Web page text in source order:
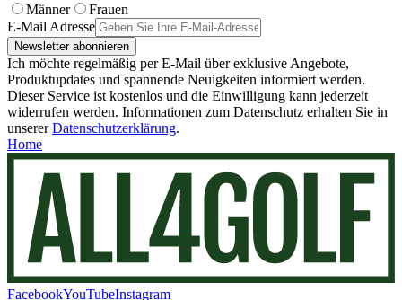
Männer
Frauen
E-Mail Adresse
Newsletter abonnieren
Ich möchte regelmäßig per E-Mail über exklusive Angebote,
Produktupdates und spannende Neuigkeiten informiert werden.
Dieser Service ist kostenlos und die Einwilligung kann jederzeit
widerrufen werden. Informationen zum Datenschutz erhalten Sie in
unsererDatenschutzerklärung.
Home
FacebookYouTubeInstagram